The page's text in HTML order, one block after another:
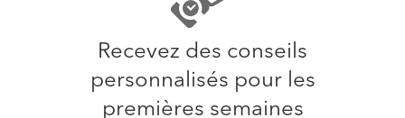
Recevez des conseils
personnalisés pour les
premières semaines